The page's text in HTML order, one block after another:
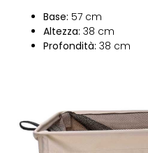
Base: 57 cm
Altezza: 38 cm
Profondità: 38 cm